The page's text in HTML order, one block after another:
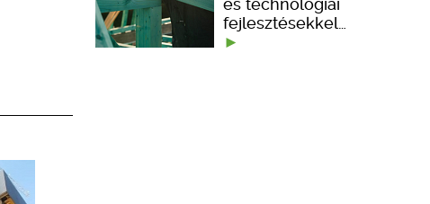
fejlesztésekkel…